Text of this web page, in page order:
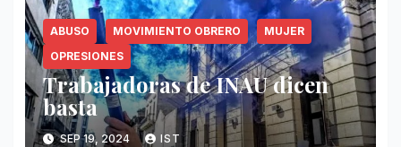
ABUSO MOVIMIENTO OBRERO
MUJER
OPRESIONES
Trabajadoras de INAU dicen
basta
SEP 19, 2024 IST